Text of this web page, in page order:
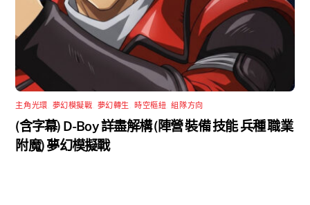
主角光環 夢幻模擬戰 夢幻轉生 時空樞紐 ,組隊方向
(含字幕) D-Boy 詳盡解構 (陣營 裝備 技能 兵種 職業
附魔) 夢幻模擬戰